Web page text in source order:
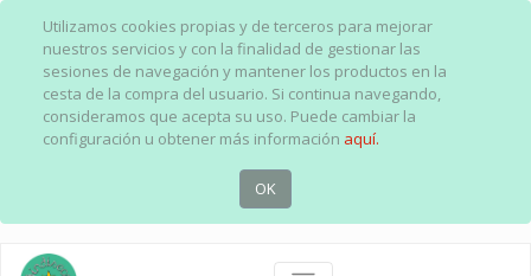
Utilizamos cookies propias y de terceros para mejorar
nuestros servicios y con la finalidad de gestionar las
sesiones de navegación y mantener los productos en la
cesta de la compra del usuario. Si continua navegando,
consideramos que acepta su uso. Puede cambiar la
configuración u obtener más información aquí.
OK